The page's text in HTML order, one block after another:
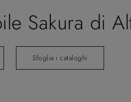
Sakura di
Sfoglia i cataloghi